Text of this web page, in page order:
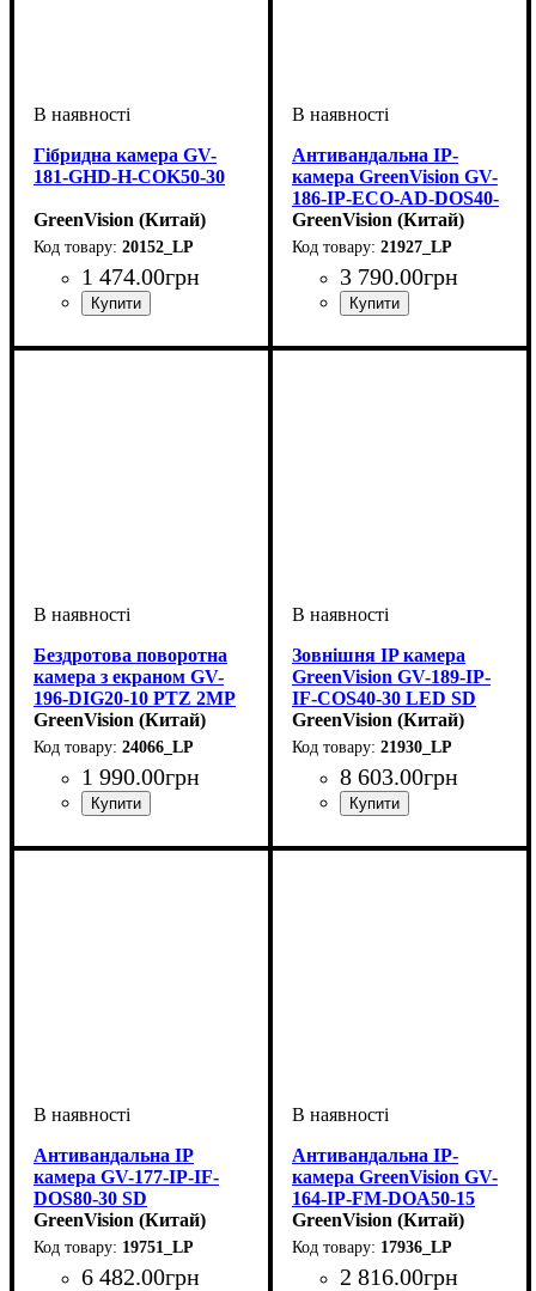
Гібридна камера GV-
181-GHD-H-СOK50-30
GreenVision (Китай)
20152_LP
1 474.00грн
Антивандальна IP-
камера GreenVision GV-
186-IP-ECO-AD-DOS40-
30 SD
GreenVision (Китай)
21927_LP
3 790.00грн
Бездротова поворотна
камера з екраном GV-
196-DIG20-10 PTZ 2MP
GreenVision (Китай)
24066_LP
1 990.00грн
Зовнішня IP камера
GreenVision GV-189-IP-
IF-COS40-30 LED SD
GreenVision (Китай)
21930_LP
8 603.00грн
Антивандальна IP
камера GV-177-IP-IF-
DOS80-30 SD
GreenVision (Китай)
19751_LP
6 482.00грн
Антивандальна IP-
камера GreenVision GV-
164-IP-FM-DOA50-15
POE 5MP (Lite)
GreenVision (Китай)
17936_LP
2 816.00грн